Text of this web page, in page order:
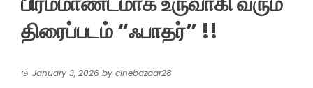
திரைப்படம் “ஃபாதர்” !!
January 3, 2026 by cinebazaar28